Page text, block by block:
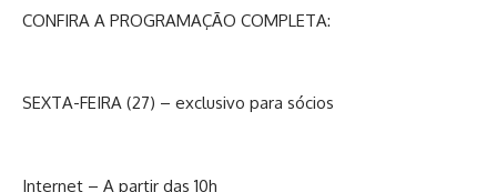
CONFIRA A PROGRAMAÇÃO COMPLETA:
SEXTA-FEIRA (27) – exclusivo para sócios
Internet – A partir das 10h